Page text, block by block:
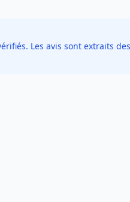
Les avis sont extraits